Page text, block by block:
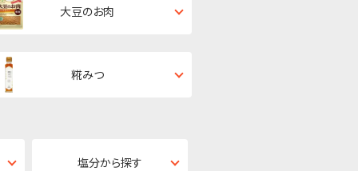
大豆のお肉
糀みつ
塩分から探す